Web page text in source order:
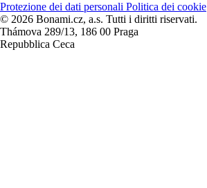
Protezione dei dati personali Politica dei cookie
© 2026 Bonami.cz, a.s. Tutti i diritti riservati.
Thámova 289/13, 186 00 Praga
Repubblica Ceca